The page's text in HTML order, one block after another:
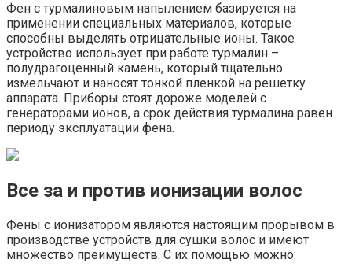
Фен с турмалиновым напылением базируется на
применении специальных материалов, которые
способны выделять отрицательные ионы. Такое
устройство использует при работе турмалин –
полудрагоценный камень, который тщательно
измельчают и наносят тонкой пленкой на решетку
аппарата. Приборы стоят дороже моделей с
генераторами ионов, а срок действия турмалина равен
периоду эксплуатации фена.
Все за и против ионизации волос
Фены с ионизатором являются настоящим прорывом в
производстве устройств для сушки волос и имеют
множество преимуществ. С их помощью можно: